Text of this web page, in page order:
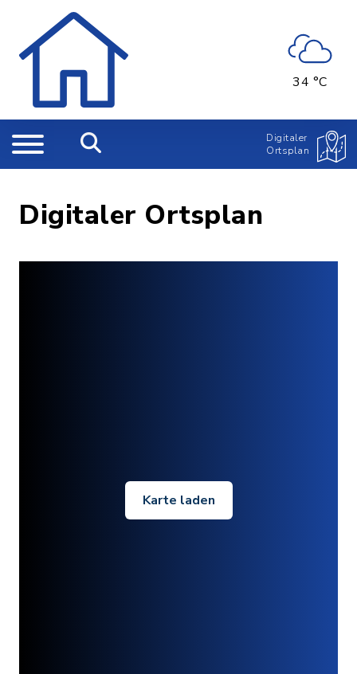
34 °C
Digitaler
Ortsplan
Digitaler Ortsplan
Karte laden